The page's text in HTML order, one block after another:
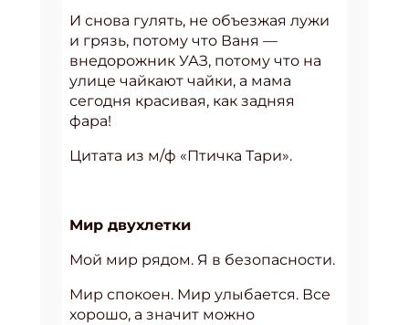
И снова гулять, не объезжая лужи
и грязь, потому что Ваня —
внедорожник УАЗ, потому что на
улице чайкают чайки, а мама
сегодня красивая, как задняя
фара!
Цитата из м/ф «Птичка Тари».
Мир двухлетки
Мой мир рядом. Я в безопасности.
Мир спокоен. Мир улыбается. Все
хорошо, а значит можно